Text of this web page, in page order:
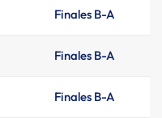
Finales B-A
Finales B-A
Finales B-A